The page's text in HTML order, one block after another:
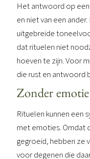
Het antwoord op
en niet van een
uitgebreide
dat rituelen niet
hoeven te zijn. Voor
die rust en antwoord
Zonder
Rituelen kunnen een
met emoties. Omdat
gegroeid, hebben ze
voor degenen die